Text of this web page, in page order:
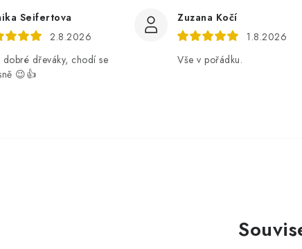
Seifertova
2.8.2026
dobré dřeváky, chodí se
😉👍
Zuzana Kočí
1.8.2026
Vše v pořádku.